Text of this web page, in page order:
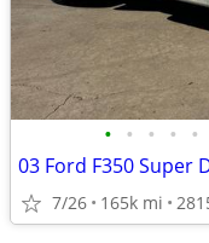
• • • • •
03 Ford F350 Super
7/26 165k mi